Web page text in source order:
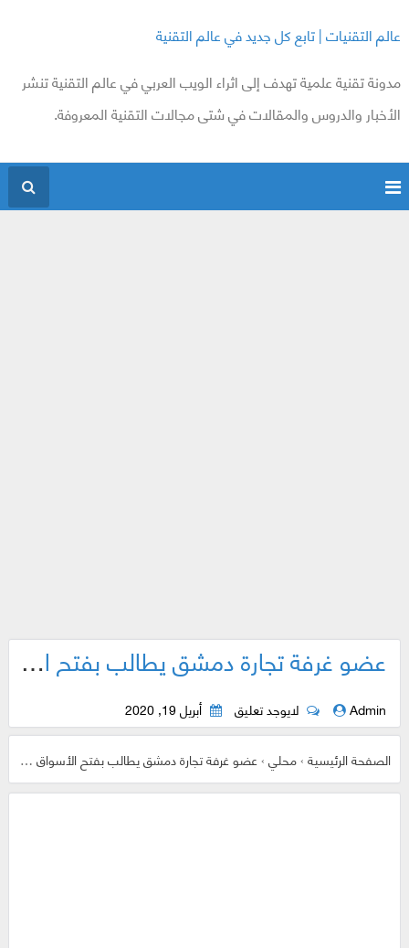
عالم التقنيات | تابع كل جديد في عالم التقنية
مدونة تقنية علمية تهدف إلى اثراء الويب العربي في عالم التقنية تنشر
الأخبار والدروس والمقالات في شتى مجالات التقنية المعروفة.
عضو غرفة تجارة دمشق يطالب بفتح الأسواق السورية بشكل كامل .. والرد ؟
Admin لايوجد تعليق أبريل 19, 2020
الصفحة الرئيسية›محلي›عضو غرفة تجارة دمشق يطالب بفتح الأسواق السورية بشكل كامل .. والرد ؟